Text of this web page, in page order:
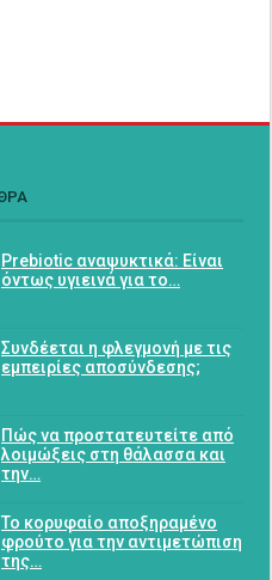
Prebiotic αναψυκτικά: Είναι
όντως υγιεινά για το…
Συνδέεται η φλεγμονή με τις
εμπειρίες αποσύνδεσης;
Πώς να προστατευτείτε από
λοιμώξεις στη θάλασσα και
την…
Το κορυφαίο αποξηραμένο
φρούτο για την αντιμετώπιση
της…